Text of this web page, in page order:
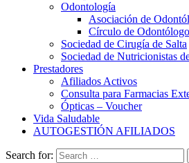
Odontología
Asociación de
Círculo de
Sociedad de Cirugía de Salta
Sociedad de Nutricionistas
Prestadores
Afiliados Activos
Consulta para Farmacias
Ópticas – Voucher
Vida Saludable
AUTOGESTIÓN AFILIADOS
Search for: